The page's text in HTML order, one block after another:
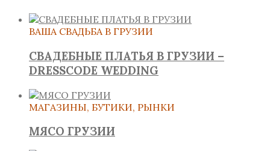
ВАША СВАДЬБА В ГРУЗИИ
СВАДЕБНЫЕ ПЛАТЬЯ В ГРУЗИИ –
DRESSCODE WEDDING
МАГАЗИНЫ, БУТИКИ, РЫНКИ
МЯСО ГРУЗИИ